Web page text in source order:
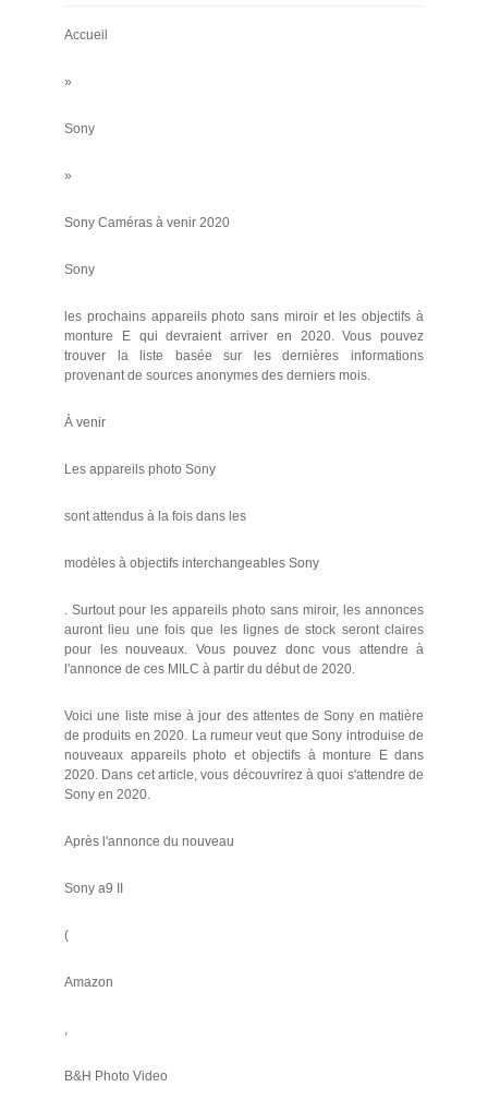
Accueil
»
Sony
»
Sony Caméras à venir 2020
Sony
les prochains appareils photo sans miroir et les objectifs à
monture E qui devraient arriver en 2020. Vous pouvez
trouver la liste basée sur les dernières informations
provenant de sources anonymes des derniers mois.
À venir
Les appareils photo Sony
sont attendus à la fois dans les
modèles à objectifs interchangeables Sony
. Surtout pour les appareils photo sans miroir, les annonces
auront lieu une fois que les lignes de stock seront claires
pour les nouveaux. Vous pouvez donc vous attendre à
l'annonce de ces MILC à partir du début de 2020.
Voici une liste mise à jour des attentes de Sony en matière
de produits en 2020. La rumeur veut que Sony introduise de
nouveaux appareils photo et objectifs à monture E dans
2020. Dans cet article, vous découvrirez à quoi s'attendre de
Sony en 2020.
Après l'annonce du nouveau
Sony a9 II
(
Amazon
,
B&H Photo Video